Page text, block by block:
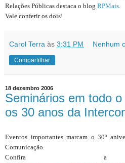
Relações Públicas destaca o blog RPMais
Vale conferir os dois!
Carol Terra às 3:31 PM Nenhum
Compartilhar
18 dezembro 2006
Seminários em todo
os 30 anos da
Eventos importantes marcam o 30º
Comunicação.
Confira a